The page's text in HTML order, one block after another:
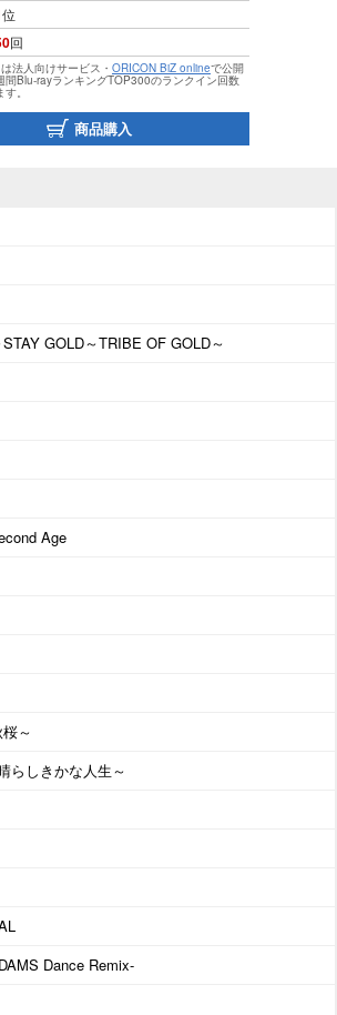
位
回
法人向けサービス・ ORICON BiZ onlineで公開
間Blu-rayランキングTOP300のランクイン回数
。
商品購入
GOLD～TRIBE OF GOLD～
Age
～
らしきかな人生～
Dance Remix-